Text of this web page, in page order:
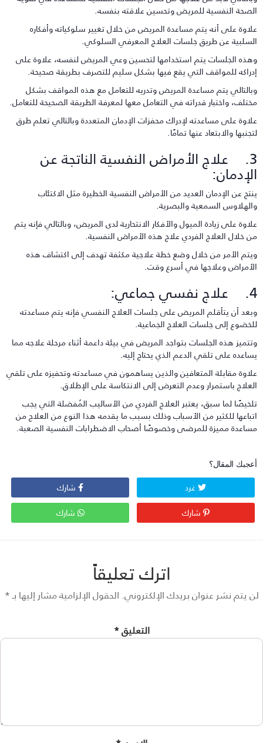
النفسية للمريض وتحسين علاقته بنفسه.
على أنه يتم مساعدة المريض من خلال تغيير سلوكياته وأفكاره
عن طريق جلسات العلاج المعرفي السلوكي.
الجلسات يتم استخدامها لتحسين وعي المريض لنفسه، علاوة على
للمواقف التي يقع فيها بشكل سليم للتصرف بطريقة صحيحة.
يتم مساعدة المريض وتدريه للتعامل مع هذه المواقف بشكل
واختبار قدراته في التعامل معها لمعرفة الطريقة الصحيحة للتعامل.
على مساعدته لإدراك محفزات الإدمان المتعددة وبالتالي تعلم طرق
والابتعاد عنها تمامًا.
3. علاج الأمراض النفسية الناتجة عن
عن الإدمان العديد من الأمراض النفسية الخطيرة مثل الاكتئاب
السمعية والبصرية.
على زيادة الميول والأفكار الانتحارية لدى المريض، وبالتالي فإنه يتم
خلال العلاج الفردي علاج هذه الأمراض النفسية.
الأمر من خلال وضع خطة علاجية مكثفة تهدف إلى اكتشاف هذه
وعلاجها في أسرع وقت.
أن يتأقلم المريض على جلسات العلاج النفسي فإنه يتم مساعدته
إلى جلسات العلاج الجماعية.
هذه الجلسات بتواجد المريض في بيئة داعمة أثناء مرحلة علاجه مما
على تلقي الدعم الذي يحتاج إليه.
مقابلة المتعافين والذين يساهمون في مساعدته وتحفيزه على تلقي
باستمرار وعدم التعرض إلى الانتكاسة على الإطلاق.
لما سبق، يعتبر العلاج الفردي من الأساليب المُفضلة التي يجب
للكثير من الأسباب وذلك بسبب ما يقدمه هذا النوع من العلاج من
مميزة للمرضى وخصوصًا أصحاب الاضطرابات النفسية الصعبة.
المقال؟
غرد
شارك
شارك
شارك
اترك تعليقاً
يتم نشر عنوان بريدك الإلكتروني. الحقول الإلزامية مشار إليها بـ*
التعليق*